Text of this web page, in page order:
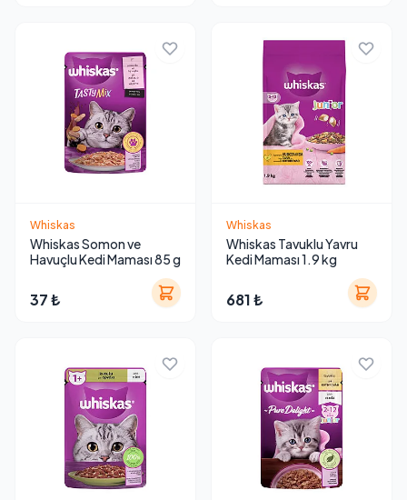
Whiskas
Whiskas Somon ve
Havuçlu Kedi Maması 85 g
37 ₺
Whiskas
Whiskas Tavuklu Yavru
Kedi Maması 1.9 kg
681 ₺